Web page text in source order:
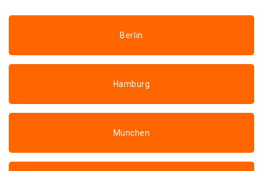
Berlin
Hamburg
München